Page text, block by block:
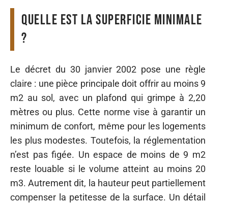
Quelle est la superficie minimale
?
Le décret du 30 janvier 2002 pose une règle
claire : une pièce principale doit offrir au moins 9
m2 au sol, avec un plafond qui grimpe à 2,20
mètres ou plus. Cette norme vise à garantir un
minimum de confort, même pour les logements
les plus modestes. Toutefois, la réglementation
n’est pas figée. Un espace de moins de 9 m2
reste louable si le volume atteint au moins 20
m3. Autrement dit, la hauteur peut partiellement
compenser la petitesse de la surface. Un détail